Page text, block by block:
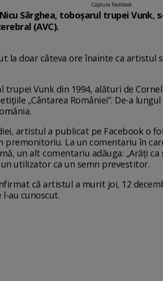
Captura Facebook
Sârghea, toboșarul trupei Vunk,
(AVC).
la doar câteva ore înainte ca artistul
trupei Vunk din 1994, alături de
„Cântarea României”. De-a
artistul a publicat pe Facebook o
premonitoriu. La un comentariu în
un alt comentariu adăuga: „Arăți
utilizator ca un semn prevestitor.
că artistul a murit joi, 12
au cunoscut.